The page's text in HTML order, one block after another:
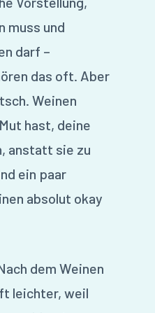
muss und
darf –
das oft. Aber
Weinen
hast, deine
anstatt sie zu
ein paar
absolut okay
dem Weinen
leichter, weil